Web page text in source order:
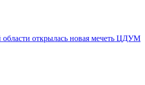
открылась новая мечеть ЦДУМ